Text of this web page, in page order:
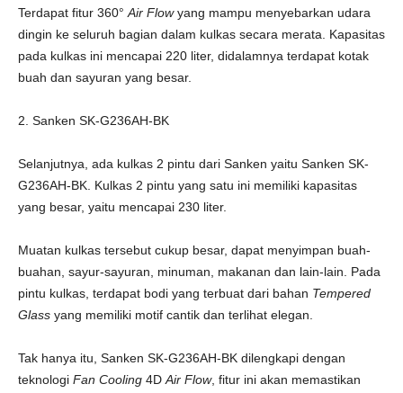
Terdapat fitur 360° Air Flowyang mampu menyebarkan udara
dingin ke seluruh bagian dalam kulkas secara merata. Kapasitas
pada kulkas ini mencapai 220 liter, didalamnya terdapat kotak
buah dan sayuran yang besar.
2. Sanken SK-G236AH-BK
Selanjutnya, ada kulkas 2 pintu dari Sanken yaitu Sanken SK-
G236AH-BK. Kulkas 2 pintu yang satu ini memiliki kapasitas
yang besar, yaitu mencapai 230 liter.
Muatan kulkas tersebut cukup besar, dapat menyimpan buah-
buahan, sayur-sayuran, minuman, makanan dan lain-lain. Pada
pintu kulkas, terdapat bodi yang terbuat dari bahan Tempered
Glass yang memiliki motif cantik dan terlihat elegan.
Tak hanya itu, Sanken SK-G236AH-BK dilengkapi dengan
teknologi Fan Cooling 4D Air Flow, fitur ini akan memastikan